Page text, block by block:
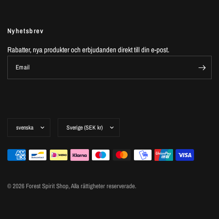
Nyhetsbrev
Rabatter, nya produkter och erbjudanden direkt till din e-post.
Email
© 2026 Forest Spirit Shop,Alla rättigheter reserverade.